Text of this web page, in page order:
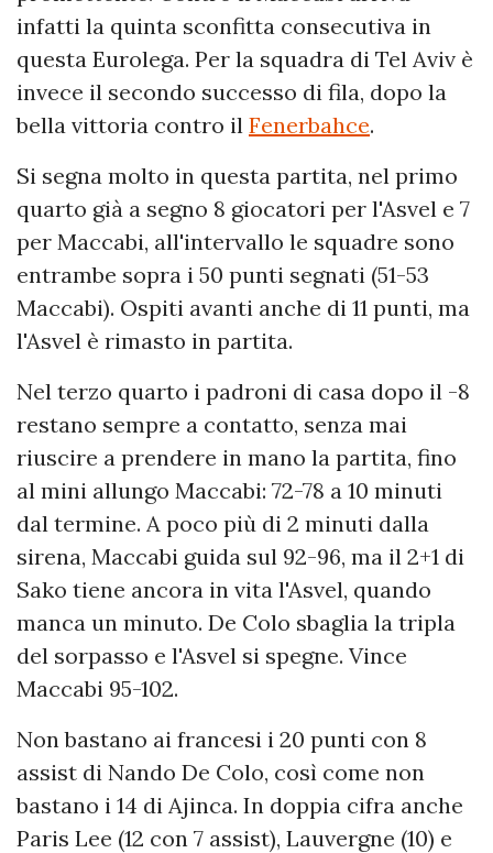
infatti la quinta sconfitta consecutiva in
questa Eurolega. Per la squadra di Tel Aviv è
invece il secondo successo di fila, dopo la
bella vittoria contro il Fenerbahce.
Si segna molto in questa partita, nel primo
quarto già a segno 8 giocatori per l'Asvel e 7
per Maccabi, all'intervallo le squadre sono
entrambe sopra i 50 punti segnati (51-53
Maccabi). Ospiti avanti anche di 11 punti, ma
l'Asvel è rimasto in partita.
Nel terzo quarto i padroni di casa dopo il -8
restano sempre a contatto, senza mai
riuscire a prendere in mano la partita, fino
al mini allungo Maccabi: 72-78 a 10 minuti
dal termine. A poco più di 2 minuti dalla
sirena, Maccabi guida sul 92-96, ma il 2+1 di
Sako tiene ancora in vita l'Asvel, quando
manca un minuto. De Colo sbaglia la tripla
del sorpasso e l'Asvel si spegne. Vince
Maccabi 95-102.
Non bastano ai francesi i 20 punti con 8
assist di Nando De Colo, così come non
bastano i 14 di Ajinca. In doppia cifra anche
Paris Lee (12 con 7 assist), Lauvergne (10) e